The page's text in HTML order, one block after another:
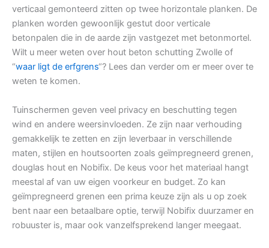
verticaal gemonteerd zitten op twee horizontale planken. De
planken worden gewoonlijk gestut door verticale
betonpalen die in de aarde zijn vastgezet met betonmortel.
Wilt u meer weten over hout beton schutting Zwolle of
“waar ligt de erfgrens“? Lees dan verder om er meer over te
weten te komen.
Tuinschermen geven veel privacy en beschutting tegen
wind en andere weersinvloeden. Ze zijn naar verhouding
gemakkelijk te zetten en zijn leverbaar in verschillende
maten, stijlen en houtsoorten zoals geïmpregneerd grenen,
douglas hout en Nobifix. De keus voor het materiaal hangt
meestal af van uw eigen voorkeur en budget. Zo kan
geïmpregneerd grenen een prima keuze zijn als u op zoek
bent naar een betaalbare optie, terwijl Nobifix duurzamer en
robuuster is, maar ook vanzelfsprekend langer meegaat.